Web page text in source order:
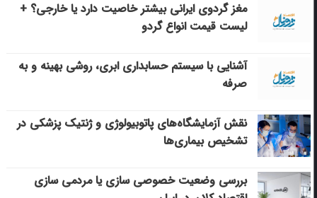
مغز گردوی ایرانی بیشتر خاصیت دارد یا خارجی؟ +
لیست قیمت انواع گردو
آشنایی با سیستم حسابداری ابری، روشی بهینه و به
صرفه
نقش آزمایشگاه‌های پاتوبیولوژی و ژنتیک پزشکی در
تشخیص بیماری‌ها
بررسی وضعیت خصوصی سازی یا مردمی سازی